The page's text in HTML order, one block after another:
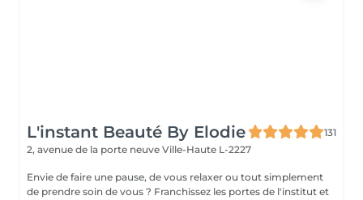
L'instant Beauté By Elodie
131
2, avenue de la porte neuve Ville-Haute L-2227
Envie de faire une pause, de vous relaxer ou tout simplement
de prendre soin de vous ? Franchissez les portes de l'institut et